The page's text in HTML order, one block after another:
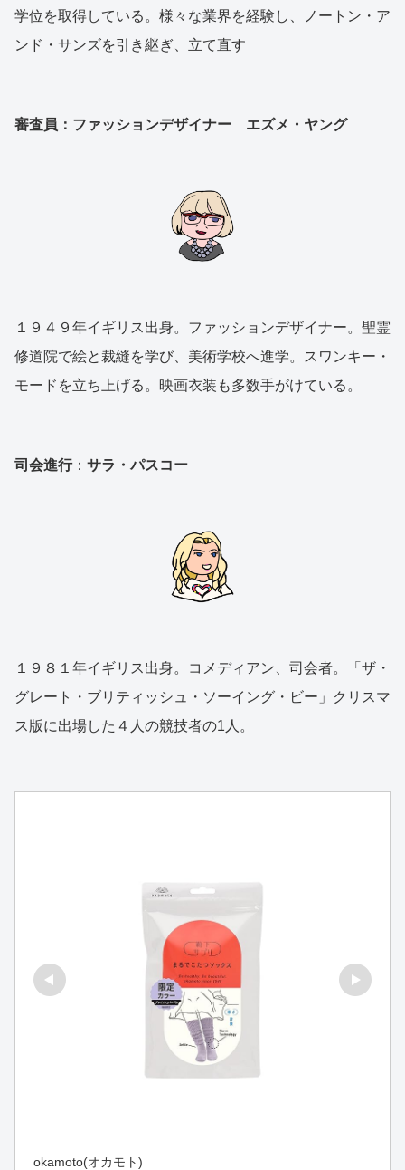
学位を取得している。様々な業界を経験し、ノートン・ア
ンド・サンズを引き継ぎ、立て直す
審査員：ファッションデザイナー エズメ・ヤング
１９４９年イギリス出身。ファッションデザイナー。聖霊
修道院で絵と裁縫を学び、美術学校へ進学。スワンキー・
モードを立ち上げる。映画衣装も多数手がけている。
司会進行： サラ・パスコー
１９８１年イギリス出身。コメディアン、司会者。「ザ・
グレート・ブリティッシュ・ソーイング・ビー」クリスマ
ス版に出場した４人の競技者の1人。
okamoto(オカモト)